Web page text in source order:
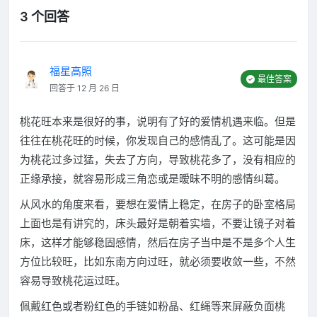
3 个回答
福星高照
回答于 12 月 26 日
最佳答案
桃花旺本来是很好的事，说明有了好的爱情机遇来临。但是
往往在桃花旺的时候，你发现自己的感情乱了。这可能是因
为桃花过多过猛，失去了方向，导致桃花多了，没有相应的
正缘承接，就容易形成三角恋或是暧昧不明的感情纠葛。
从风水的角度来看，要想在爱情上稳定，在房子的卧室格局
上面也是有讲究的，床头最好是朝着实墙，不要让镜子对着
床，这样才能够稳固感情，然后在房子当中是不是多个人生
方位比较旺，比如东南方向过旺，就必须要收敛一些，不然
容易导致桃花运过旺。
佩戴红色或者粉红色的手链如粉晶、红绳等来屏蔽负面桃